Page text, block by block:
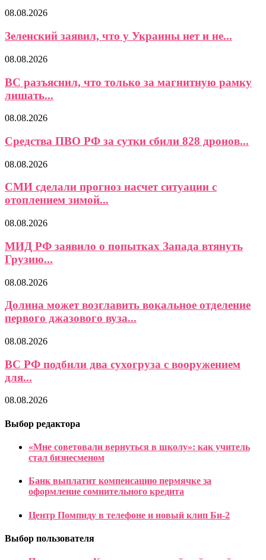
08.08.2026
Зеленский заявил, что у Украины нет и не...
08.08.2026
ВС разъяснил, что только за магнитную рамку
лишать...
08.08.2026
Средства ПВО РФ за сутки сбили 828 дронов...
08.08.2026
СМИ сделали прогноз насчет ситуации с
отоплением зимой...
08.08.2026
МИД РФ заявило о попытках Запада втянуть
Грузию...
08.08.2026
Долина может возглавить вокальное отделение
первого джазового вуза...
08.08.2026
ВС РФ подбили два сухогруза с вооружением
для...
08.08.2026
Выбор редактора
«Мне советовали вернуться в школу»: как учитель
стал бизнесменом
Банк выплатит компенсацию пермячке за
оформление сомнительного кредита
Центр Помпиду в телефоне и новый клип Би-2
Выбор пользователя